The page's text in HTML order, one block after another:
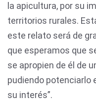
la apicultura, por su
territorios rurales.
este relato será de
que esperamos que
se apropien de él de
pudiendo potenciarlo
su interés”.